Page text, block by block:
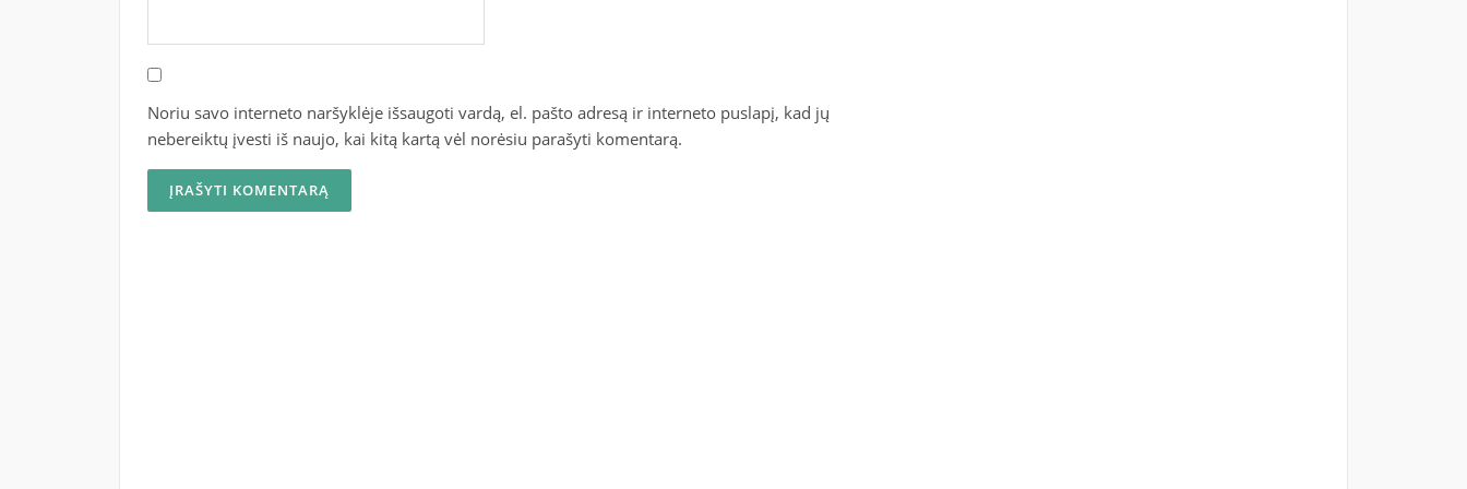
Noriu savo interneto naršyklėje išsaugoti vardą, el. pašto adresą ir interneto puslapį, kad jų
nebereiktų įvesti iš naujo, kai kitą kartą vėl norėsiu parašyti komentarą.